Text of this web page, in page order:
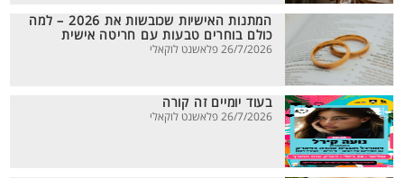
המתנות האישיות שכובשות את 2026 – למה
כולם בוחרים טבעות עם חריטה אישית
26/7/2026 פלאשנט לוקאלי
בעוד יומיים זה קורה
26/7/2026 פלאשנט לוקאלי